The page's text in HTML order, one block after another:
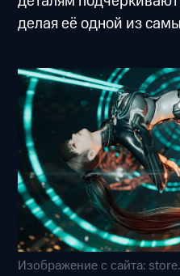
делая её одной из
Изображение с сайта: